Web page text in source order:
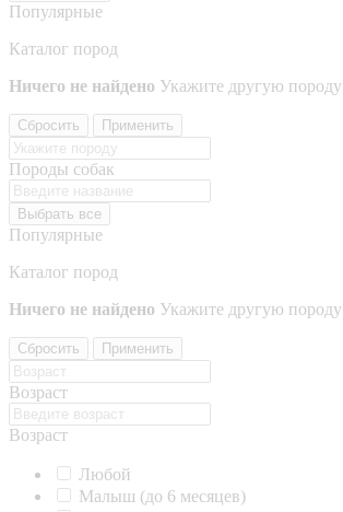
Популярные
Каталог пород
Ничего не найдено Укажите другую породу
Сбросить Применить
Породы собак
Выбрать все
Популярные
Каталог пород
Ничего не найдено Укажите другую породу
Сбросить Применить
Возраст
Возраст
Любой
Малыш (до 6 месяцев)